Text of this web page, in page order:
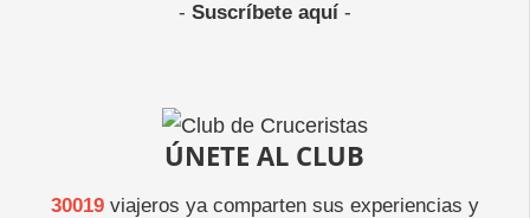
- Suscríbete aquí-
ÚNETE AL CLUB
30019viajeros ya comparten sus experiencias y